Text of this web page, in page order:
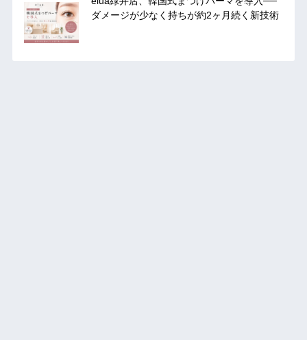
ダメージが少なく持ちが約2ヶ月続く新技術